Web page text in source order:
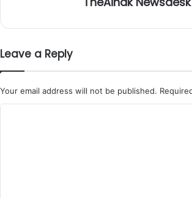
Leave a Reply
Your email address will not be published.